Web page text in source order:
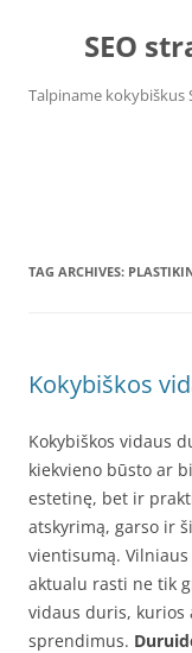
contentSEO
Talpiname kokybiškus
TAG ARCHIVES:
Kokybiškos
Kokybiškos vidaus
kiekvieno būsto ar
estetinę, bet ir
atskyrimą, garso ir
vientisumą.
aktualu rasti ne tik
vidaus duris,
sprendimus.